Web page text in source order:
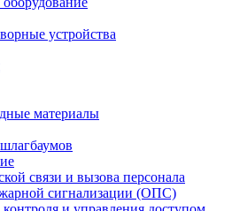
устройства
материалы
связи и вызова персонала
сигнализации (ОПС)